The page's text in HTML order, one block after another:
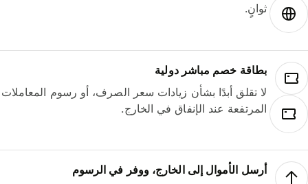
ثوانٍ.
بطاقة خصم مباشر دولية
لا تقلق أبدًا بشأن زيادات سعر الصرف، أو رسوم المعاملات
المرتفعة عند الإنفاق في الخارج.
أرسل الأموال إلى الخارج، ووفر في الرسوم